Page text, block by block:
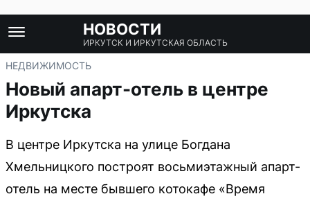
НОВОСТИ
ИРКУТСК И ИРКУТСКАЯ ОБЛАСТЬ
НЕДВИЖИМОСТЬ
Новый апарт-отель в центре
Иркутска
В центре Иркутска на улице Богдана
Хмельницкого построят восьмиэтажный апарт-
отель на месте бывшего котокафе «Время